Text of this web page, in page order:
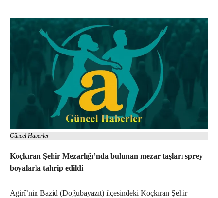
Güncel Haberler
Koçkıran Şehir Mezarlığı’nda bulunan mezar taşları sprey
boyalarla tahrip edildi
Agirî’nin Bazid (Doğubayazıt) ilçesindeki Koçkıran Şehir